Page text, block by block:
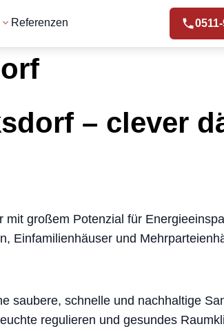
Referenzen
– clever
großem Potenzial für
Einfamilienhäuser und
saubere, schnelle und nachhaltige
regulieren und gesundes